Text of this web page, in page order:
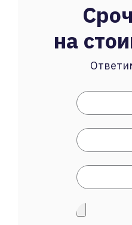
на